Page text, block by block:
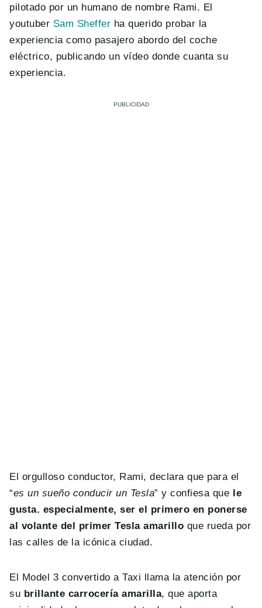
pilotado por un humano de nombre Rami. El
youtuber Sam Sheffer ha querido probar la
experiencia como pasajero abordo del coche
eléctrico, publicando un vídeo donde cuanta su
experiencia.
El orgulloso conductor, Rami, declara que para el
“es un sueño conducir un Tesla” y confiesa que le
gusta. especialmente, ser el primero en ponerse
al volante del primer Tesla amarillo que rueda por
las calles de la icónica ciudad.
El Model 3 convertido a Taxi llama la atención por
su brillante carrocería amarilla, que aporta